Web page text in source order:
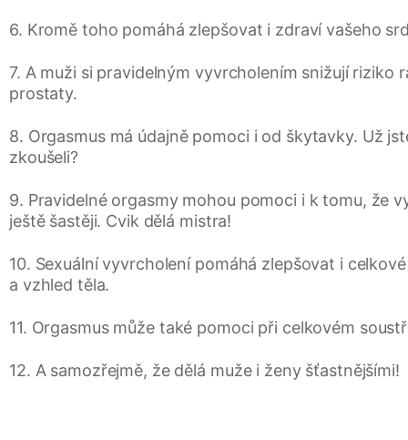
6. Kromě toho pomáhá zlepšovat i zdraví vašeho
7. A muži si pravidelným vyvrcholením snižují riziko
prostaty.
8. Orgasmus má údajně pomoci i od škytavky. Už
zkoušeli?
9. Pravidelné orgasmy mohou pomoci i k tomu, že
ještě šastěji. Cvik dělá mistra!
10. Sexuální vyvrcholení pomáhá zlepšovat i
a vzhled těla.
11. Orgasmus může také pomoci při celkovém
12. A samozřejmě, že dělá muže i ženy šťastnějšími!